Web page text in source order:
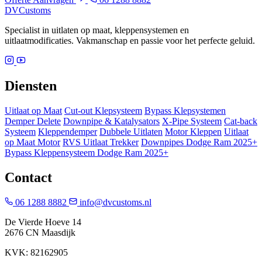
DVCustoms
Specialist in uitlaten op maat, kleppensystemen en
uitlaatmodificaties. Vakmanschap en passie voor het perfecte geluid.
Diensten
Uitlaat op Maat Cut-out Klepsysteem Bypass Klepsystemen
Demper Delete Downpipe & Katalysators X-Pipe Systeem Cat-back
Systeem Kleppendemper Dubbele Uitlaten Motor Kleppen Uitlaat
op Maat Motor RVS Uitlaat Trekker Downpipes Dodge Ram 2025+
Bypass Kleppensysteem Dodge Ram 2025+
Contact
06 1288 8882
info@dvcustoms.nl
De Vierde Hoeve 14
2676 CN Maasdijk
KVK: 82162905